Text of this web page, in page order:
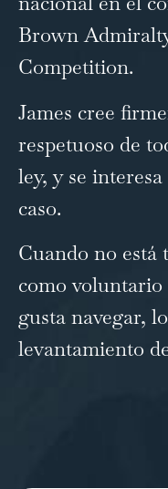
Brown
Competition.
James cree
respetuoso de
ley, y se
caso.
Cuando no está
como
gusta navegar,
levantamiento